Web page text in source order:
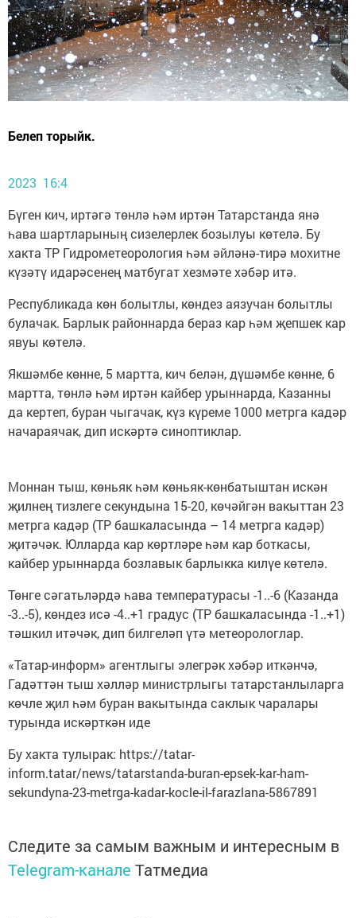
Белеп торыйк.
2023 16:4
Бүген кич, иртәгә төнлә һәм иртән Татарстанда янә
һава шартларының сизелерлек бозылуы көтелә. Бу
хакта ТР Гидрометеорология һәм әйләнә-тирә мохитне
күзәтү идарәсенең матбугат хезмәте хәбәр итә.
Республикада көн болытлы, көндез аязучан болытлы
булачак. Барлык районнарда бераз кар һәм җепшек кар
явуы көтелә.
Якшәмбе көнне, 5 мартта, кич белән, дүшәмбе көнне, 6
мартта, төнлә һәм иртән кайбер урыннарда, Казанны
да кертеп, буран чыгачак, күз күреме 1000 метрга кадәр
начараячак, дип искәртә синоптиклар.
Моннан тыш, көньяк һәм көньяк-көнбатыштан искән
җилнең тизлеге секундына 15-20, көчәйгән вакыттан 23
метрга кадәр (ТР башкаласында – 14 метрга кадәр)
җитәчәк. Юлларда кар көртләре һәм кар боткасы,
кайбер урыннарда бозлавык барлыкка килүе көтелә.
Төнге сәгатьләрдә һава температурасы -1..-6 (Казанда
-3..-5), көндез исә -4..+1 градус (ТР башкаласында -1..+1)
тәшкил итәчәк, дип билгеләп үтә метеорологлар.
«Татар-информ» агентлыгы элегрәк хәбәр иткәнчә,
Гадәттән тыш хәлләр министрлыгы татарстанлыларга
көчле җил һәм буран вакытында саклык чаралары
турында искәрткән иде
Бу хакта тулырак: https://tatar-
inform.tatar/news/tatarstanda-buran-epsek-kar-ham-
sekundyna-23-metrga-kadar-kocle-il-farazlana-5867891
Следите за самым важным и интересным в
Telegram-канале Татмедиа